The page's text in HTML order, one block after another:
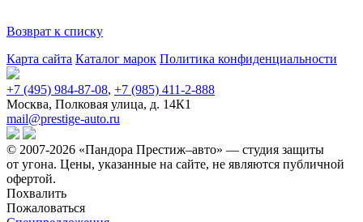
Возврат к списку
Карта сайта Каталог марок Политика конфиденциальности
+7 (495) 984-87-08, +7 (985) 411-2-888
Москва, Полковая улица, д. 14К1
mail@prestige-auto.ru
© 2007-2026 «Пандора Престиж–авто» — студия защиты
от угона. Цены, указанные на сайте, не являются публичной
офертой.
Похвалить
Пожаловаться